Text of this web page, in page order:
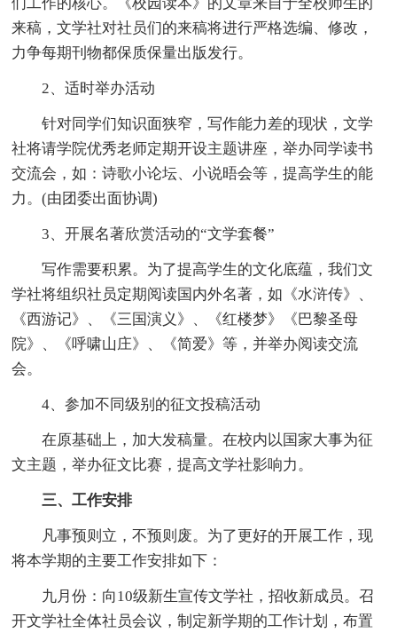
来稿，文学社对社员们的来稿将进行严格选编、修改，
力争每期刊物都保质保量出版发行。
2、适时举办活动
针对同学们知识面狭窄，写作能力差的现状，文学
社将请学院优秀老师定期开设主题讲座，举办同学读书
交流会，如：诗歌小论坛、小说晤会等，提高学生的能
力。(由团委出面协调)
3、开展名著欣赏活动的“文学套餐”
写作需要积累。为了提高学生的文化底蕴，我们文
学社将组织社员定期阅读国内外名著，如《水浒传》、
《西游记》、《三国演义》、《红楼梦》《巴黎圣母
院》、《呼啸山庄》、《简爱》等，并举办阅读交流
会。
4、参加不同级别的征文投稿活动
在原基础上，加大发稿量。在校内以国家大事为征
文主题，举办征文比赛，提高文学社影响力。
三、工作安排
凡事预则立，不预则废。为了更好的开展工作，现
将本学期的主要工作安排如下：
九月份：向10级新生宣传文学社，招收新成员。召
开文学社全体社员会议，制定新学期的工作计划，布置